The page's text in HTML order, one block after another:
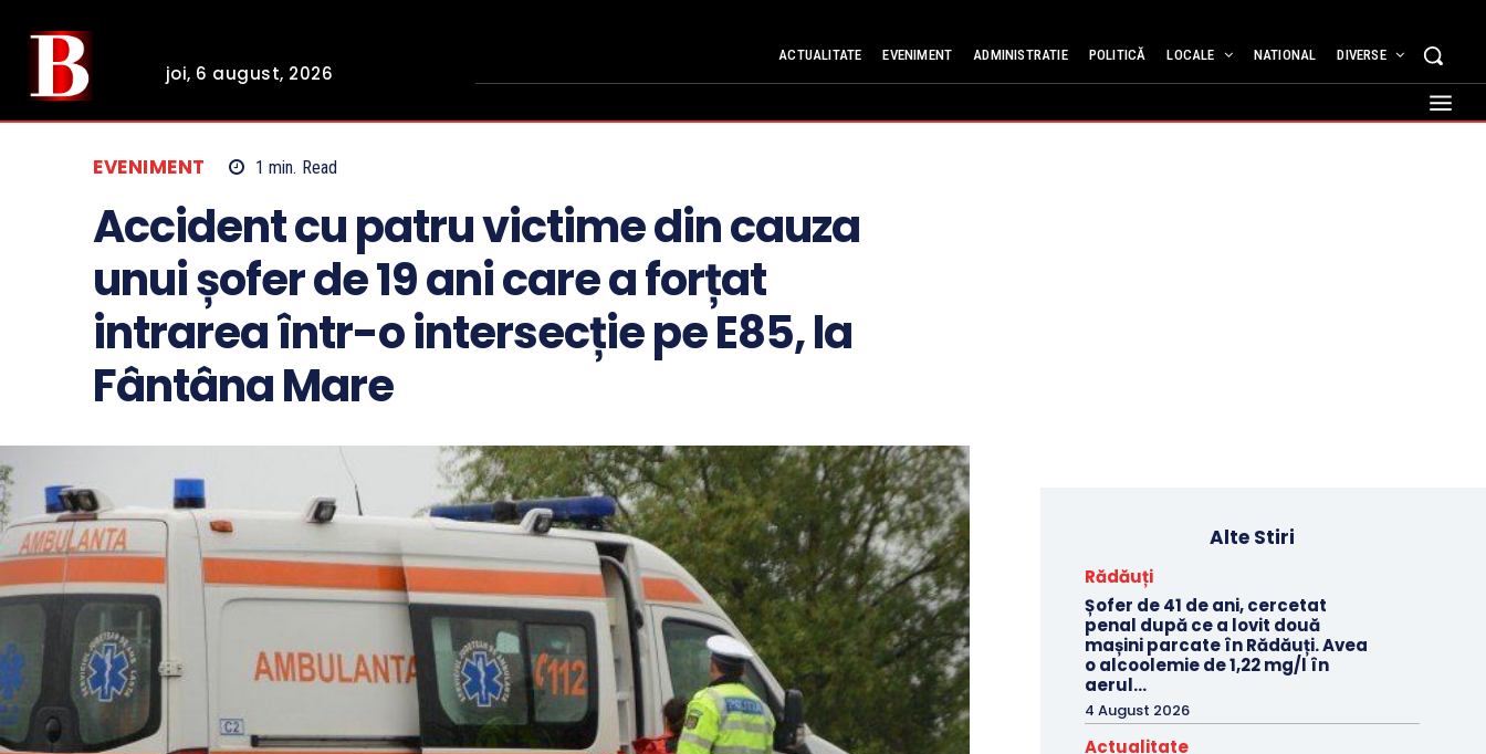
joi, 6 august, 2026
ACTUALITATE EVENIMENT ADMINISTRATIE POLITICĂ LOCALE NATIONAL DIVERSE
EVENIMENT 1 min. Read
Accident cu patru victime din cauza
unui șofer de 19 ani care a forțat
intrarea într-o intersecție pe E85, la
Fântâna Mare
Alte Stiri
Rădăuți
Șofer de 41 de ani, cercetat
penal după ce a lovit două
mașini parcate în Rădăuți. Avea
o alcoolemie de 1,22 mg/l în
aerul...
4 August 2026
Actualitate